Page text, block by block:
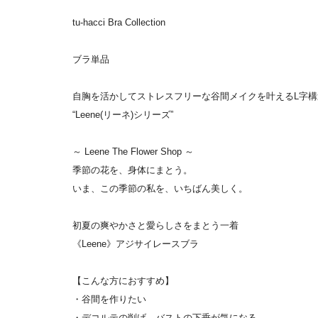
tu-hacci Bra Collection
ブラ単品
自胸を活かしてストレスフリーな谷間メイクを叶えるL字
“Leene(リーネ)シリーズ”
～ Leene The Flower Shop ～
季節の花を、身体にまとう。
いま、この季節の私を、いちばん美しく。
初夏の爽やかさと愛らしさをまとう一着
《Leene》アジサイレースブラ
【こんな方におすすめ】
・谷間を作りたい